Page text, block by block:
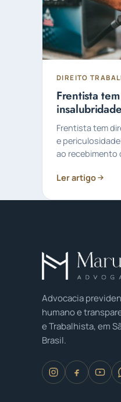
DIREITO
Frentista
Frentista tem
e
ao recebimento
Ler artigo
Advocacia
humano e
e Trabalhista, em
Brasil.